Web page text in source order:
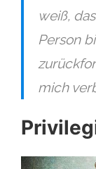
weiß,
Person
mich